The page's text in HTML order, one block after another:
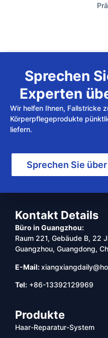
Sprechen
Experten
Wir helfen Ihnen, Fallstricke
Körperpflegeprodukte
liefern.
Sprechen Sie
Kontakt Details
Büro in Guangzhou:
Raum 221, Gebäude B, 22
Guangzhou, Guangdong,
E-Mail:
Tel: +86-13392129969
Produkte
Haar-Reparatur-System